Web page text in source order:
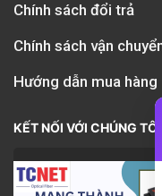
Chính sách đổi trả
Chính sách vận
Hướng dẫn mua hàng
KẾT NỐI VỚI CHÚNG TÔI